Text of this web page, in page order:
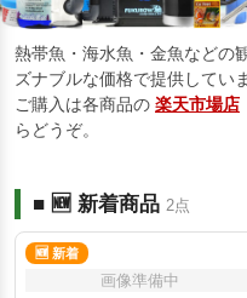
熱帯魚・海水魚・金魚などの
ズナブルな価格で提供してい
ご購入は各商品の 楽天市場店
らどうぞ。
■ 🆕 新着商品 2点
🆕 新着
画像準備中